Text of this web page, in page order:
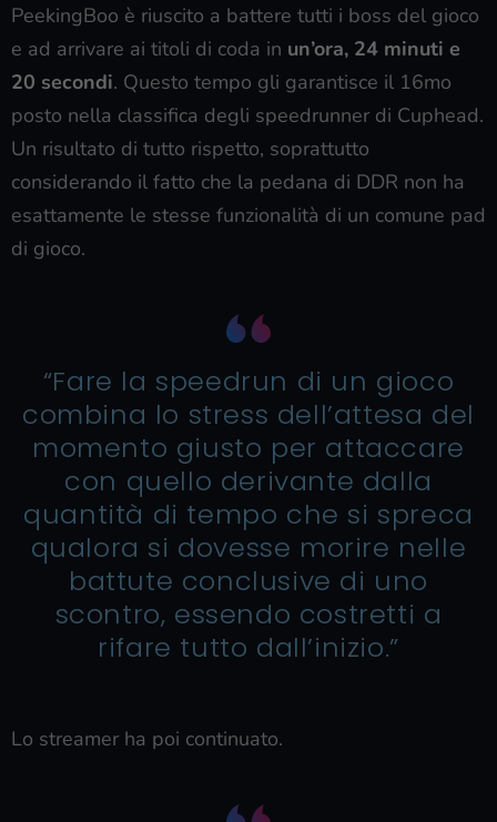
PeekingBoo è riuscito a battere tutti i boss del gioco
e ad arrivare ai titoli di coda in un’ora, 24 minuti e
20 secondi. Questo tempo gli garantisce il 16mo
posto nella classifica degli speedrunner di Cuphead.
Un risultato di tutto rispetto, soprattutto
considerando il fatto che la pedana di DDR non ha
esattamente le stesse funzionalità di un comune pad
di gioco.
“Fare la speedrun di un gioco
combina lo stress dell’attesa del
momento giusto per attaccare
con quello derivante dalla
quantità di tempo che si spreca
qualora si dovesse morire nelle
battute conclusive di uno
scontro, essendo costretti a
rifare tutto dall’inizio.”
Lo streamer ha poi continuato.